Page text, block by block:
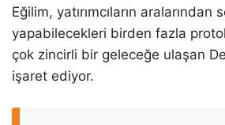
Eğilim, yatırımcıların aralarından
yapabilecekleri birden fazla
çok zincirli bir geleceğe ulaşan
işaret ediyor.